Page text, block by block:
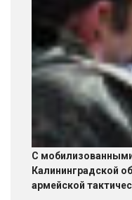
С
Калининградской
армейской